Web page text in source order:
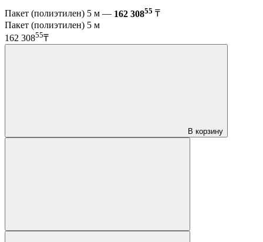
Пакет (полиэтилен) 5 м — 162 30855 ₸
Пакет (полиэтилен) 5 м
162 30855₸
В корзину